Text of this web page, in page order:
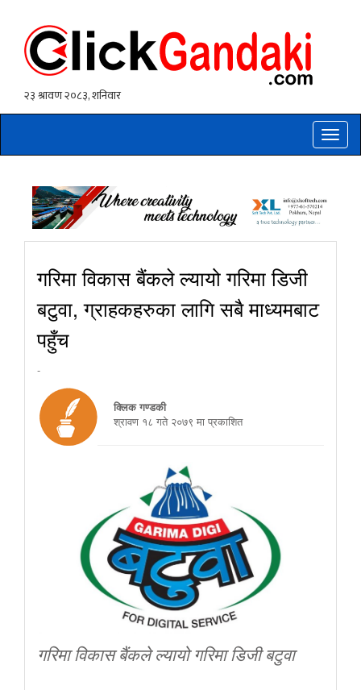
Toggle
गरिमा विकास बैंकले ल्यायो गरिमा डिजी
बटुवा, ग्राहकहरुका लागि सबै माध्यमबाट
पहुँच
-
क्लिक गण्डकी
श्रावण १८ गते २०७९ मा प्रकाशित
गरिमा विकास बैंकले ल्यायो गरिमा डिजी बटुवा